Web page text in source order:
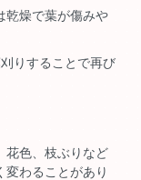
乾燥で葉が傷みや
りすることで再び
花色、枝ぶりなど
わることがあり